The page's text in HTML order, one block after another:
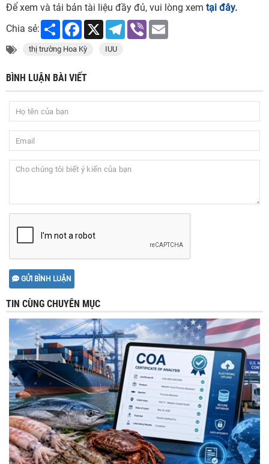
Để xem và tải bản tài liệu đầy đủ, vui lòng xem tại đây.
Chia sẻ:
Share Facebook
X Telegram
Viber
thị trường Hoa Kỳ IUU
BÌNH LUẬN BÀI VIẾT
GỬI BÌNH LUẬN
TIN CÙNG CHUYÊN MỤC